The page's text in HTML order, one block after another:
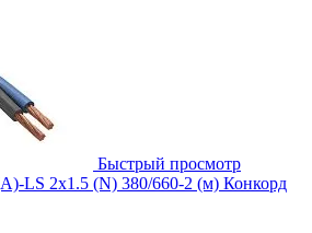
Быстрый просмотр
LS 2х1.5 (N) 380/660-2 (м) Конкорд